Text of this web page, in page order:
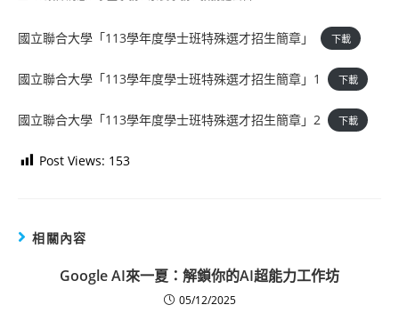
國立聯合大學「113學年度學士班特殊選才招生簡章」 下載
國立聯合大學「113學年度學士班特殊選才招生簡章」1 下載
國立聯合大學「113學年度學士班特殊選才招生簡章」2 下載
Post Views: 153
相關內容
Google AI來一夏：解鎖你的AI超能力工作坊
05/12/2025